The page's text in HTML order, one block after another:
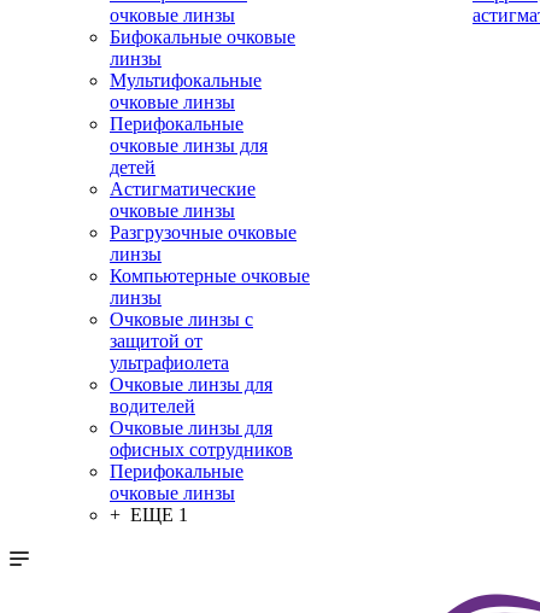
очковые линзы
Бифокальные очковые
линзы
Мультифокальные
очковые линзы
Перифокальные
очковые линзы для
детей
Астигматические
очковые линзы
Разгрузочные очковые
линзы
Компьютерные очковые
линзы
Очковые линзы с
защитой от
ультрафиолета
Очковые линзы для
водителей
Очковые линзы для
офисных сотрудников
Перифокальные
очковые линзы
+ ЕЩЕ 1